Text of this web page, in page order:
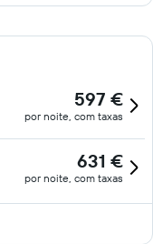
597 €
por noite, com taxas
631 €
por noite, com taxas